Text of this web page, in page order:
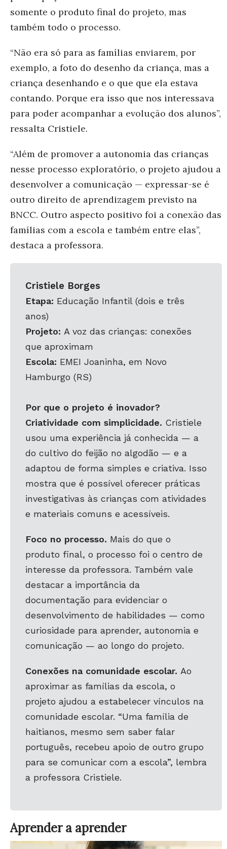
somente o produto final do projeto, mas
também todo o processo.
“Não era só para as famílias enviarem, por
exemplo, a foto do desenho da criança, mas a
criança desenhando e o que que ela estava
contando. Porque era isso que nos interessava
para poder acompanhar a evolução dos alunos”,
ressalta Cristiele.
“Além de promover a autonomia das crianças
nesse processo exploratório, o projeto ajudou a
desenvolver a comunicação — expressar-se é
outro direito de aprendizagem previsto na
BNCC. Outro aspecto positivo foi a conexão das
famílias com a escola e também entre elas”,
destaca a professora.
Cristiele Borges
Etapa: Educação Infantil (dois e três
anos)
Projeto: A voz das crianças: conexões
que aproximam
Escola: EMEI Joaninha, em Novo
Hamburgo (RS)
Por que o projeto é inovador?
Criatividade com simplicidade. Cristiele
usou uma experiência já conhecida — a
do cultivo do feijão no algodão — e a
adaptou de forma simples e criativa. Isso
mostra que é possível oferecer práticas
investigativas às crianças com atividades
e materiais comuns e acessíveis.
Foco no processo. Mais do que o
produto final, o processo foi o centro de
interesse da professora. Também vale
destacar a importância da
documentação para evidenciar o
desenvolvimento de habilidades — como
curiosidade para aprender, autonomia e
comunicação — ao longo do projeto.
Conexões na comunidade escolar. Ao
aproximar as famílias da escola, o
projeto ajudou a estabelecer vínculos na
comunidade escolar. “Uma família de
haitianos, mesmo sem saber falar
português, recebeu apoio de outro grupo
para se comunicar com a escola”, lembra
a professora Cristiele.
Aprender a aprender